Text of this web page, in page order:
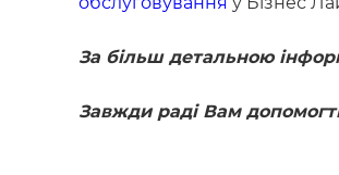
За більш детальною
Завжди раді Вам